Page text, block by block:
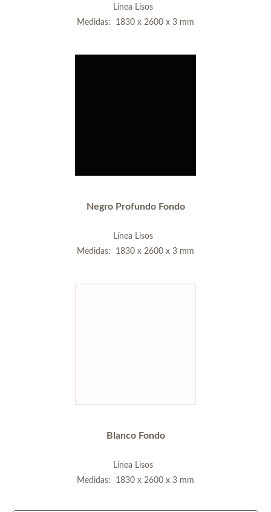
Línea Lisos
Medidas: 1830 x 2600 x 3 mm
Negro Profundo Fondo
Línea Lisos
Medidas: 1830 x 2600 x 3 mm
Blanco Fondo
Línea Lisos
Medidas: 1830 x 2600 x 3 mm